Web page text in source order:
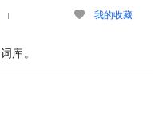
我的收藏
库。